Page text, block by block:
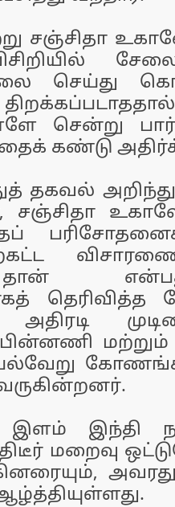
சஞ்சிதா
செய்து
சென்று
கண்டு
தகவல்
சஞ்சிதா
பல்வேறு
இந்தி
மறைவு